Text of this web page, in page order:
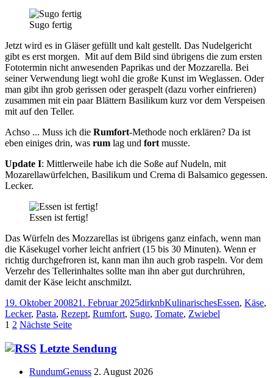
Sugo fertig
Jetzt wird es in Gläser gefüllt und kalt gestellt. Das Nudelgericht
gibt es erst morgen. Mit auf dem Bild sind übrigens die zum ersten
Fototermin nicht anwesenden Paprikas und der Mozzarella. Bei
seiner Verwendung liegt wohl die große Kunst im Weglassen. Oder
man gibt ihn grob gerissen oder geraspelt (dazu vorher einfrieren)
zusammen mit ein paar Blättern Basilikum kurz vor dem Verspeisen
mit auf den Teller.
Achso ... Muss ich die Rumfort-Methode noch erklären? Da ist
eben einiges drin, was rum lag und fort musste.
Update I: Mittlerweile habe ich die Soße auf Nudeln, mit
Mozarellawürfelchen, Basilikum und Crema di Balsamico gegessen.
Lecker.
Essen ist fertig!
Das Würfeln des Mozzarellas ist übrigens ganz einfach, wenn man
die Käsekugel vorher leicht anfriert (15 bis 30 Minuten). Wenn er
richtig durchgefroren ist, kann man ihn auch grob raspeln. Vor dem
Verzehr des Tellerinhaltes sollte man ihn aber gut durchrühren,
damit der Käse leicht anschmilzt.
Veröffentlicht
am
19. Oktober 200821. Februar 2025Autor
dirknbKategorien
KulinarischesSchlagwörter
Essen, Käse,
Lecker, Pasta, Rezept, Rumfort, Sugo, Tomate, Zwiebel
Seitennummerierung
der
Seite
1 Seite
2 Nächste Seite
Haupt-
Seitenleiste
Letzte Sendung
RundumGenuss 2. August 2026